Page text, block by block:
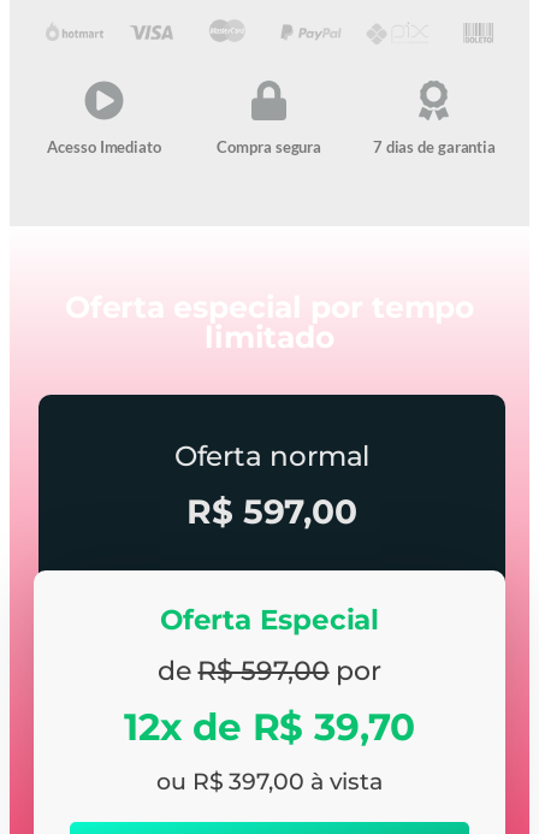
Acesso Imediato Compra segura 7 dias de garantia
Oferta especial por tempo
limitado
Oferta normal
R$ 597,00
Oferta Especial
deR$ 597,00por
12x de R$ 39,70
ou R$ 397,00 à vista